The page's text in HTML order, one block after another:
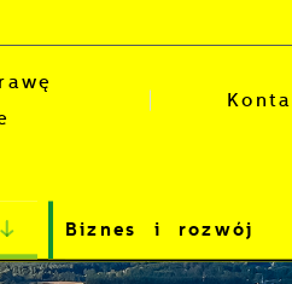
Biznes i rozwój